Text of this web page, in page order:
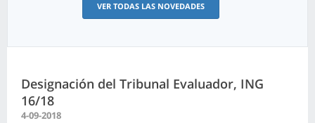
VER TODAS LAS NOVEDADES
Designación del Tribunal Evaluador, ING
16/18
4-09-2018